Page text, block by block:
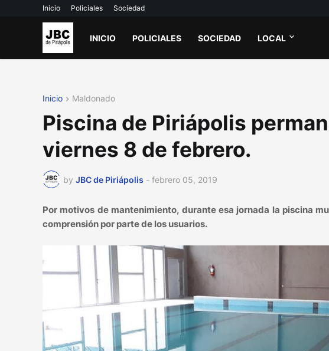
Inicio Policiales Sociedad
INICIO POLICIALES SOCIEDAD LOCAL
Inicio Maldonado
Piscina de Piriápolis
viernes 8 de febrero.
by JBC de Piriápolis - febrero 05, 2019
Por motivos de mantenimiento, durante esa jornada la piscina
comprensión por parte de los usuarios.